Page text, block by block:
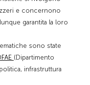
e concernono
garantita la loro
sono state
(Dipartimento
infrastruttura